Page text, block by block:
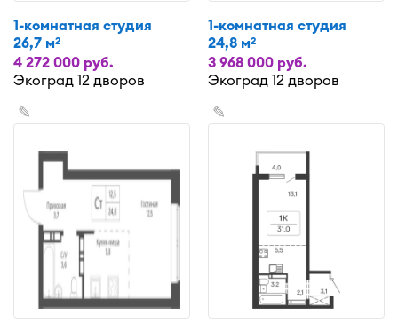
1-комнатная студия
26,7 м2
4 272 000 руб.
Экоград 12 дворов
1-комнатная студия
24,8 м2
3 968 000 руб.
Экоград 12 дворов
✎ ✎